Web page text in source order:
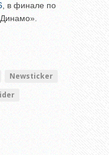
, в финале по
Newsticker